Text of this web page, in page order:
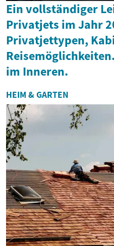
Ein vollständiger
Privatjets im Jahr
Privatjettypen,
im Inneren.
HEIM & GARTEN